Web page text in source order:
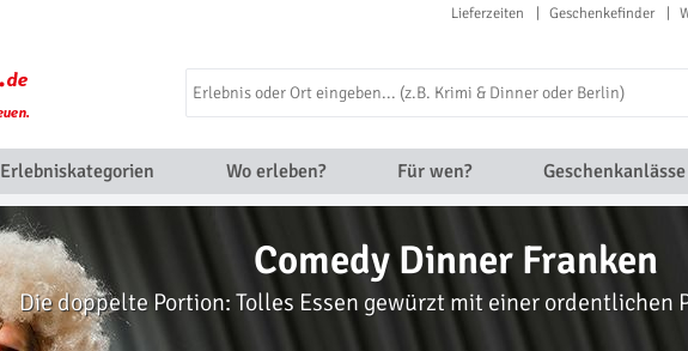
Lieferzeiten Geschenkefinder
Erlebniskategorien Wo erleben? Für wen? Geschenkanlässe
Comedy Dinner Franken
Die doppelte Portion: Tolles Essen gewürzt mit einer ordentlichen